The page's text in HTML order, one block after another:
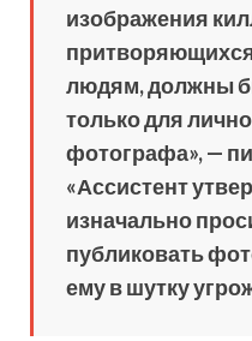
изображения
людям, должны
только для
фотографа», —
«Ассистент
изначально
публиковать
ему в шутку